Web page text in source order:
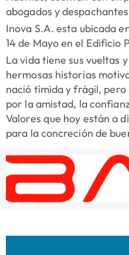
abogados y
Inova S.A. esta ubicada
14 de Mayo en el Edificio
La vida tiene sus vueltas
hermosas historias
nació tímida y frágil,
por la amistad, la
Valores que hoy están a
para la concreción de